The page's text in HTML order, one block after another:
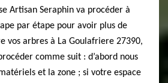
Artisan Seraphin va procéder à
par étape pour avoir plus de
vos arbres à La Goulafriere 27390,
comme suit : d’abord nous
et la zone ; si votre espace